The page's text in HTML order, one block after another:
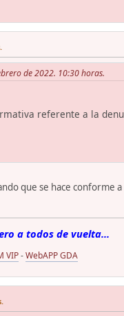
de 2022. 10:30 horas.
referente a la
que se hace conforme a
a todos de vuelta...
VIP-WebAPP GDA